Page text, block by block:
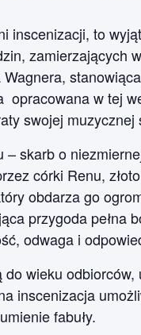
inscenizacji, to
zamierzających
opracowana w tej
swojej muzycznej
skarb o
córki Renu,
obdarza go
przygoda pełna
odwaga i
wieku odbiorców,
inscenizacja
fabuły.